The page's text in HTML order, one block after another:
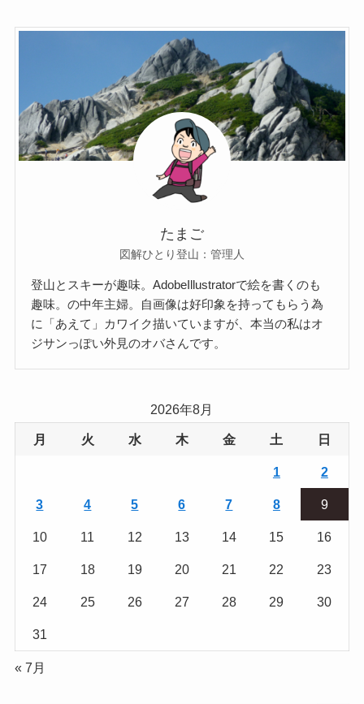
たまご
図解ひとり登山：管理人
登山とスキーが趣味。AdobeIllustratorで絵を書くのも
趣味。の中年主婦。自画像は好印象を持ってもらう為
に「あえて」カワイク描いていますが、本当の私はオ
ジサンっぽい外見のオバさんです。
2026年8月
月 火 水 木 金 土 日
1 2
3 4 5 6 7 8 9
10 11 12 13 14 15 16
17 18 19 20 21 22 23
24 25 26 27 28 29 30
31
« 7月